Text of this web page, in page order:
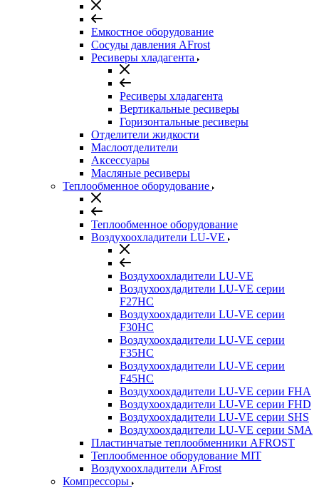
Емкостное оборудование
Сосуды давления AFrost
Ресиверы хладагента
Ресиверы хладагента
Вертикальные ресиверы
Горизонтальные ресиверы
Отделители жидкости
Маслоотделители
Аксессуары
Масляные ресиверы
Теплообменное оборудование
Теплообменное оборудование
Воздухоохладители LU-VE
Воздухоохладители LU-VE
Воздухоохдадители LU-VE серии
F27HC
Воздухоохдадители LU-VE серии
F30HC
Воздухоохдадители LU-VE серии
F35HC
Воздухоохдадители LU-VE серии
F45HC
Воздухоохдадители LU-VE серии FHA
Воздухоохдадители LU-VE серии FHD
Воздухоохдадители LU-VE серии SHS
Воздухоохдадители LU-VE серии SMA
Пластинчатые теплообменники AFROST
Теплообменное оборудование MIT
Воздухоохладители AFrost
Компрессоры